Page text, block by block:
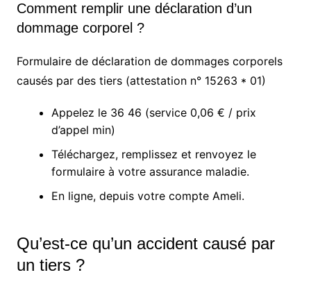
Comment remplir une déclaration d’un
dommage corporel ?
Formulaire de déclaration de dommages corporels
causés par des tiers (attestation n° 15263 * 01)
Appelez le 36 46 (service 0,06 € / prix
d’appel min)
Téléchargez, remplissez et renvoyez le
formulaire à votre assurance maladie.
En ligne, depuis votre compte Ameli.
Qu’est-ce qu’un accident causé par
un tiers ?